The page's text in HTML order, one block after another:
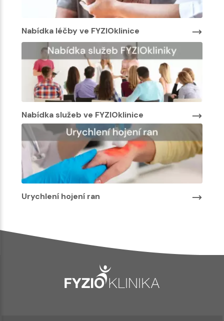
Nabídka léčby ve FYZIOklinice
Nabídka služeb ve FYZIOklinice
Urychlení hojení ran